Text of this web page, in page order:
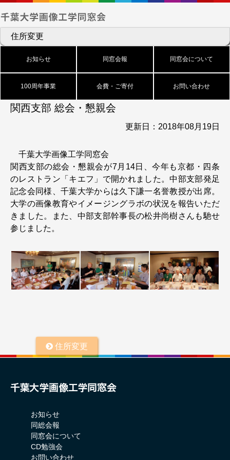
住所変更
お知らせ 同窓会報 同窓会について
100周年事業 会費・ご寄付 お問い合わせ
関西支部 総会・懇親会
更新日：2018年08月19日
千葉大学画像工学同窓会
関西支部の総会・懇親会が7月14日、今年も京都・四条
のレストラン「キエフ」で開かれました。中部支部発足
記念会同様、千葉大学からは久下謙一名誉教授が出席。
大学の画像教育やイメージングラボの状況を報告いただ
きました。また、中部支部幹事長の松井尚樹さんも馳せ
参じました。
住所変更
お知らせ
同総会報
同窓会について
CD勉強会
お問い合わせ